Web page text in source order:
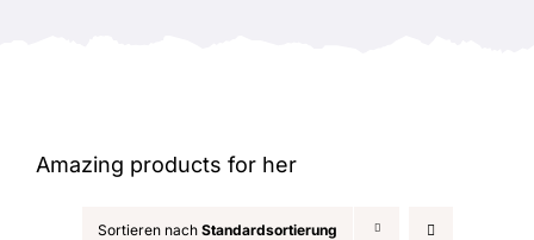
Amazing products for her
Sortieren nach Standardsortierung